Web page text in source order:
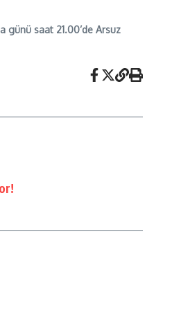
günü saat 21.00’de Arsuz